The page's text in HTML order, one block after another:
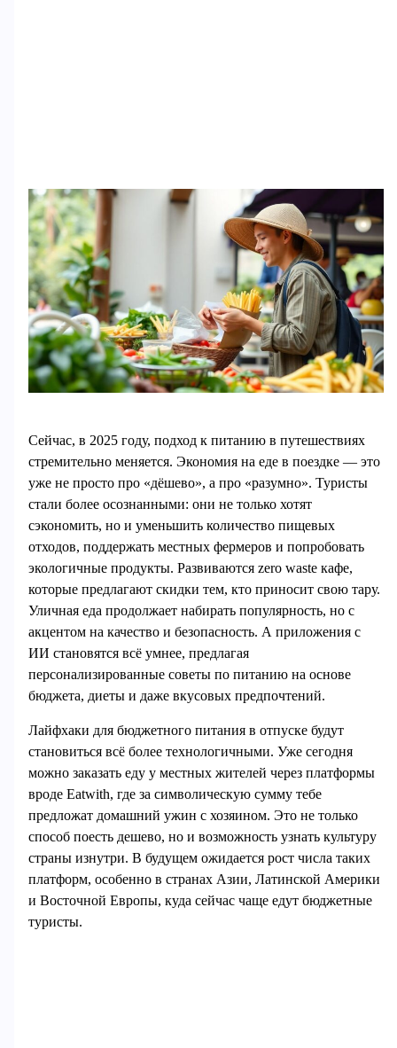
Сейчас, в 2025 году, подход к питанию в путешествиях
стремительно меняется. Экономия на еде в поездке — это
уже не просто про «дёшево», а про «разумно». Туристы
стали более осознанными: они не только хотят
сэкономить, но и уменьшить количество пищевых
отходов, поддержать местных фермеров и попробовать
экологичные продукты. Развиваются zero waste кафе,
которые предлагают скидки тем, кто приносит свою тару.
Уличная еда продолжает набирать популярность, но с
акцентом на качество и безопасность. А приложения с
ИИ становятся всё умнее, предлагая
персонализированные советы по питанию на основе
бюджета, диеты и даже вкусовых предпочтений.
Лайфхаки для бюджетного питания в отпуске будут
становиться всё более технологичными. Уже сегодня
можно заказать еду у местных жителей через платформы
вроде Eatwith, где за символическую сумму тебе
предложат домашний ужин с хозяином. Это не только
способ поесть дешево, но и возможность узнать культуру
страны изнутри. В будущем ожидается рост числа таких
платформ, особенно в странах Азии, Латинской Америки
и Восточной Европы, куда сейчас чаще едут бюджетные
туристы.